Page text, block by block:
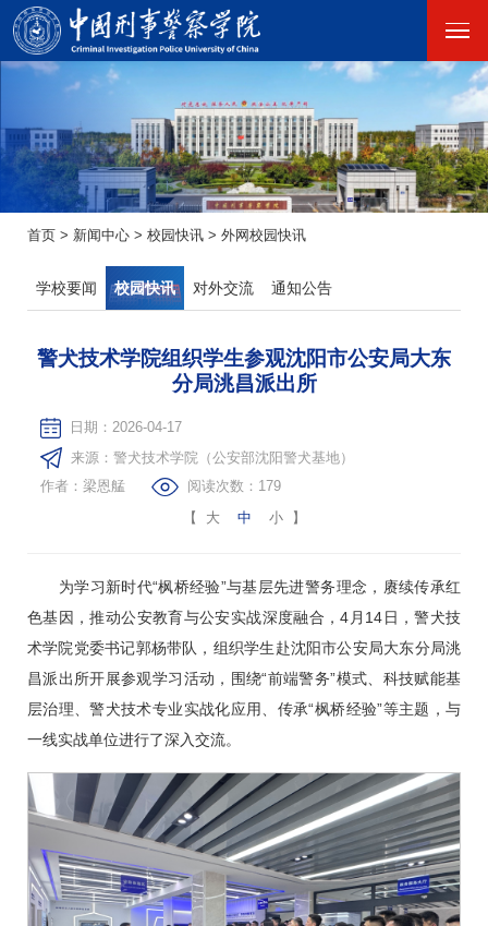
首页 > 新闻中心 > 校园快讯 > 外网校园快讯
学校要闻 校园快讯 对外交流 通知公告
警犬技术学院组织学生参观沈阳市公安局大东
分局洮昌派出所
日期：2026-04-17
来源：警犬技术学院（公安部沈阳警犬基地）
作者：梁恩艋
阅读次数： 179
【
大 中 小 】
为学习新时代“枫桥经验”与基层先进警务理念，赓续传承红
色基因，推动公安教育与公安实战深度融合，4月14日，警犬技
术学院党委书记郭杨带队，组织学生赴沈阳市公安局大东分局洮
昌派出所开展参观学习活动，围绕“前端警务”模式、科技赋能基
层治理、警犬技术专业实战化应用、传承“枫桥经验”等主题，与
一线实战单位进行了深入交流。